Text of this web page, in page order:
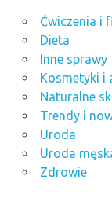
Ćwiczenia i
Dieta
Inne sprawy
Kosmetyki i
Naturalne
Trendy i
Uroda
Uroda
Zdrowie